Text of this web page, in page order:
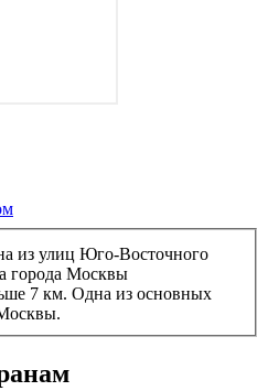
из улиц Юго-Восточного
города Москвы
7 км. Одна из основных